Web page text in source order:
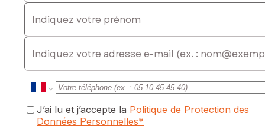
Indiquez votre prénom
E-mail
J’ai lu et j’accepte la Politique de Protection des
Données Personnelles*